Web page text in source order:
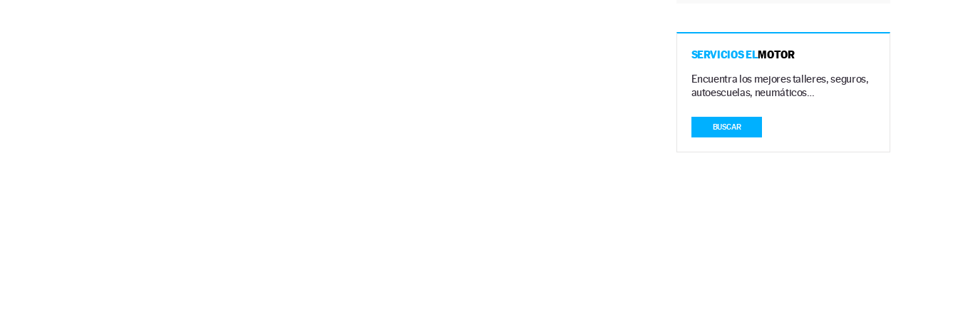
SERVICIOS ELMOTOR
Encuentra los mejores talleres, seguros,
autoescuelas, neumáticos…
BUSCAR